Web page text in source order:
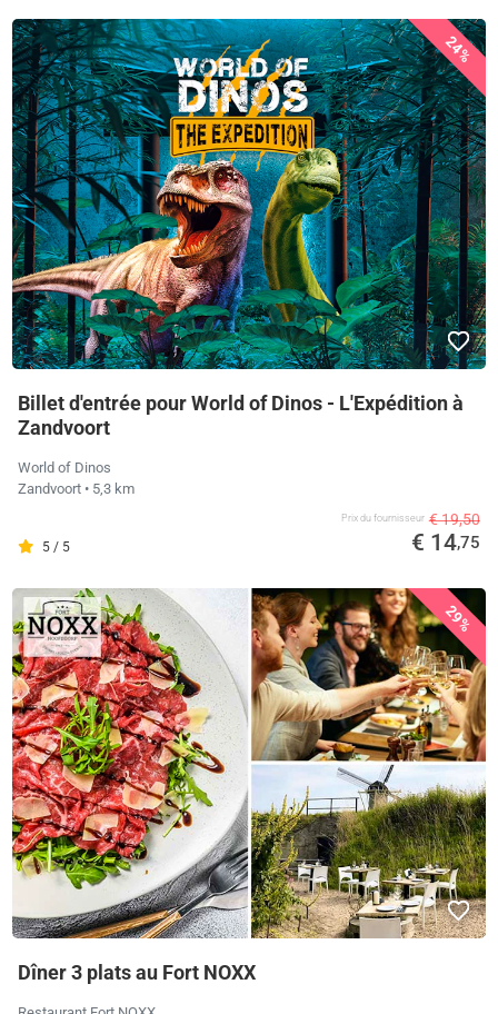
24%
Billet d'entrée pour World of Dinos - L'Expédition à
Zandvoort
World of Dinos
Zandvoort • 5,3 km
5 / 5
Prix ​​du fournisseur € 19,50
€ 14,75
29%
Dîner 3 plats au Fort NOXX